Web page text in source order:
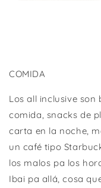
COMIDA
Los all inclusive son
comida, snacks de
carta en la noche,
un café tipo
los malos pa los
Ibai pa allá, cosa